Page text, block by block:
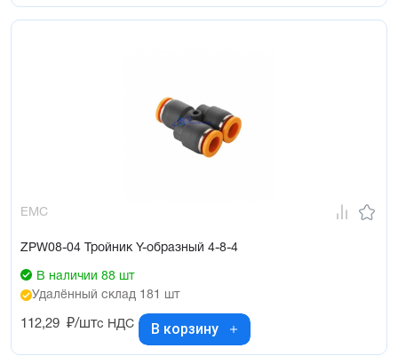
EMC
ZPW08-04 Тройник Y-образный 4-8-4
В наличии 88 шт
Удалённый склад 181 шт
112,29 ₽/штс НДС В корзину